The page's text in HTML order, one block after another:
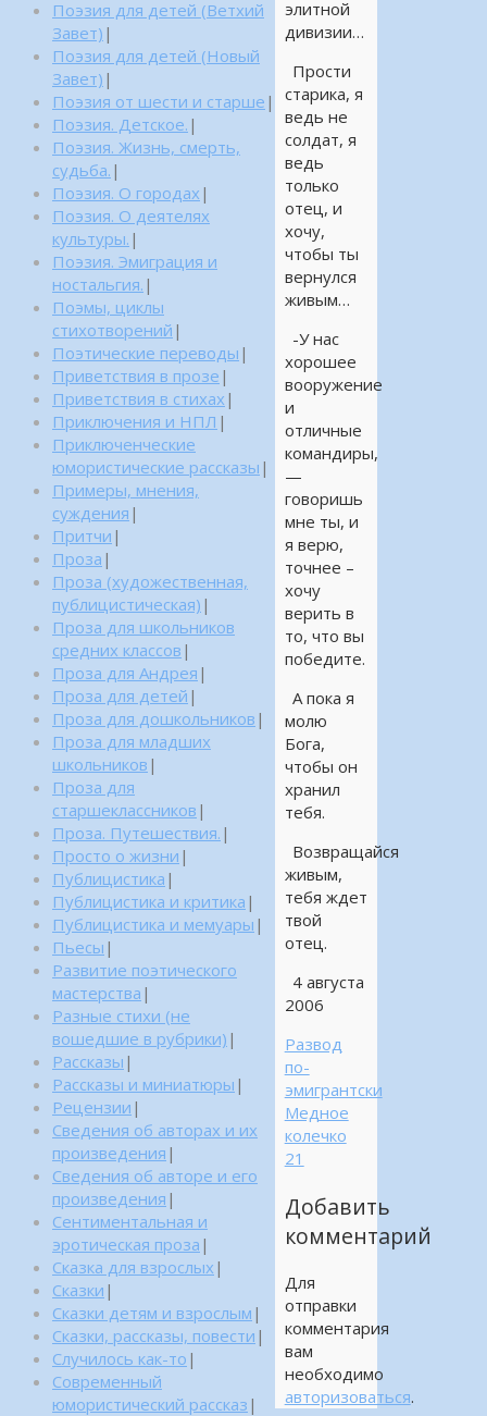
элитной
дивизии…
Прости
старика, я
ведь не
солдат, я
ведь
только
отец, и
хочу,
чтобы ты
вернулся
живым…
-У нас
хорошее
вооружение
и
отличные
командиры,
—
говоришь
мне ты, и
я верю,
точнее –
хочу
верить в
то, что вы
победите.
А пока я
молю
Бога,
чтобы он
хранил
тебя.
Возвращайся
живым,
тебя ждет
твой
отец.
4 августа
2006
Развод
по-
эмигрантски
Медное
колечко
21
Добавить
комментарий
Для
отправки
комментария
вам
необходимо
авторизоваться.
Поэзия для детей (Ветхий
Завет) |
Поэзия для детей (Новый
Завет) |
Поэзия от шести и старше |
Поэзия. Детское. |
Поэзия. Жизнь, смерть,
судьба. |
Поэзия. О городах |
Поэзия. О деятелях
культуры. |
Поэзия. Эмиграция и
ностальгия. |
Поэмы, циклы
стихотворений |
Поэтические переводы |
Приветствия в прозе |
Приветствия в стихах |
Приключения и НПЛ |
Приключенческие
юмористические рассказы |
Примеры, мнения,
суждения |
Притчи |
Проза |
Проза (художественная,
публицистическая) |
Проза для школьников
средних классов |
Проза для Андрея |
Проза для детей |
Проза для дошкольников |
Проза для младших
школьников |
Проза для
старшеклассников |
Проза. Путешествия. |
Просто о жизни |
Публицистика |
Публицистика и критика |
Публицистика и мемуары |
Пьесы |
Развитие поэтического
мастерства |
Разные стихи (не
вошедшие в рубрики) |
Рассказы |
Рассказы и миниатюры |
Рецензии |
Сведения об авторах и их
произведения |
Сведения об авторе и его
произведения |
Сентиментальная и
эротическая проза |
Сказка для взрослых |
Сказки |
Сказки детям и взрослым |
Сказки, рассказы, повести |
Случилось как-то |
Современный
юмористический рассказ |